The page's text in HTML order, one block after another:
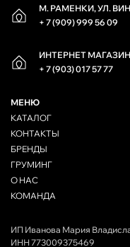
М. РАМЕНКИ, УЛ.
+ 7 (909) 999 56 09
ИНТЕРНЕТ МАГАЗИН
+ 7 (903) 017 57 77
МЕНЮ
КАТАЛОГ
КОНТАКТЫ
БРЕНДЫ
ГРУМИНГ
О НАС
КОМАНДА
ИП Иванова Мария
ИНН 773009375469